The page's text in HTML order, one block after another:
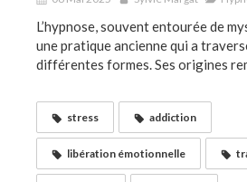
L’hypnose, souvent entourée de
une pratique ancienne qui a
différentes formes. Ses origines
stress addiction
libération émotionnelle